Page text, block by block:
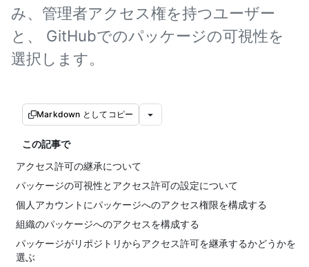
み、管理者アクセス権を持つユーザー
と、 GitHubでのパッケージの可視性を
選択します。
Markdown としてコピー
この記事で
アクセス許可の継承について
パッケージの可視性とアクセス許可の設定について
個人アカウントにパッケージへのアクセス権限を構成する
組織のパッケージへのアクセスを構成する
パッケージがリポジトリからアクセス許可を継承するかどうかを
選ぶ